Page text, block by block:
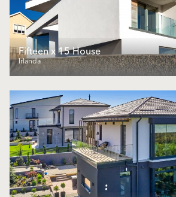
Fifteen x 15 House
Irlanda